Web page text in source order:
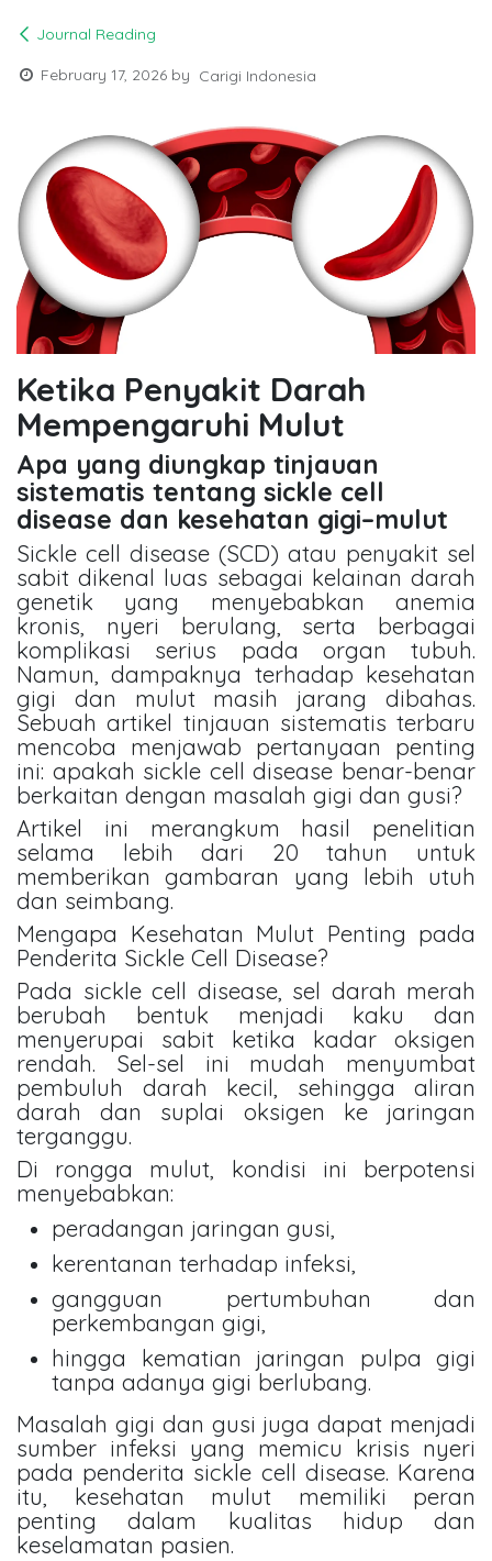
Journal Reading
February 17, 2026 by Carigi Indonesia
Ketika Penyakit Darah
Mempengaruhi Mulut
Apa yang diungkap tinjauan
sistematis tentang sickle cell
disease dan kesehatan gigi–mulut
Sickle cell disease (SCD) atau penyakit sel
sabit dikenal luas sebagai kelainan darah
genetik yang menyebabkan anemia
kronis, nyeri berulang, serta berbagai
komplikasi serius pada organ tubuh.
Namun, dampaknya terhadap kesehatan
gigi dan mulut masih jarang dibahas.
Sebuah artikel tinjauan sistematis terbaru
mencoba menjawab pertanyaan penting
ini: apakah sickle cell disease benar-benar
berkaitan dengan masalah gigi dan gusi?
Artikel ini merangkum hasil penelitian
selama lebih dari 20 tahun untuk
memberikan gambaran yang lebih utuh
dan seimbang.
Mengapa Kesehatan Mulut Penting pada
Penderita Sickle Cell Disease?
Pada sickle cell disease, sel darah merah
berubah bentuk menjadi kaku dan
menyerupai sabit ketika kadar oksigen
rendah. Sel-sel ini mudah menyumbat
pembuluh darah kecil, sehingga aliran
darah dan suplai oksigen ke jaringan
terganggu.
Di rongga mulut, kondisi ini berpotensi
menyebabkan:
peradangan jaringan gusi,
kerentanan terhadap infeksi,
gangguan pertumbuhan dan
perkembangan gigi,
hingga kematian jaringan pulpa gigi
tanpa adanya gigi berlubang.
Masalah gigi dan gusi juga dapat menjadi
sumber infeksi yang memicu krisis nyeri
pada penderita sickle cell disease. Karena
itu, kesehatan mulut memiliki peran
penting dalam kualitas hidup dan
keselamatan pasien.